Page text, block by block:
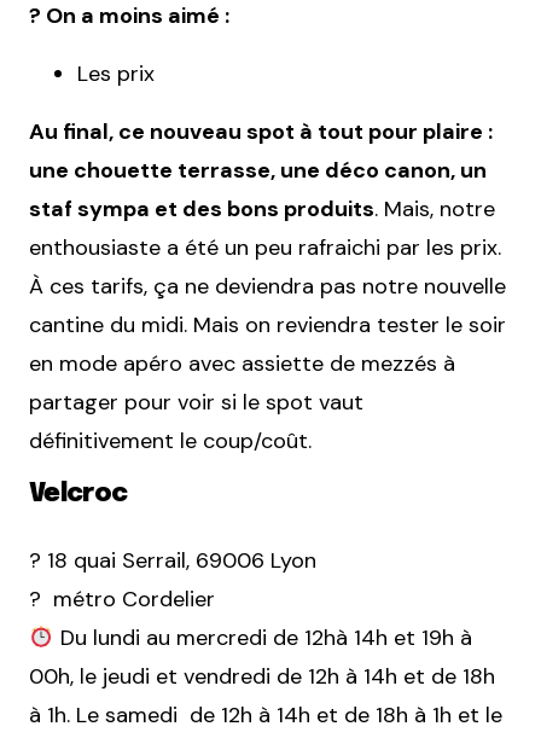
? On a moins aimé :
Les prix
Au final, ce nouveau spot à tout pour plaire :
une chouette terrasse, une déco canon, un
staf sympa et des bons produits. Mais, notre
enthousiaste a été un peu rafraichi par les prix.
À ces tarifs, ça ne deviendra pas notre nouvelle
cantine du midi. Mais on reviendra tester le soir
en mode apéro avec assiette de mezzés à
partager pour voir si le spot vaut
définitivement le coup/coût.
Velcroc
? 18 quai Serrail, 69006 Lyon
? métro Cordelier
Du lundi au mercredi de 12hà 14h et 19h à
00h, le jeudi et vendredi de 12h à 14h et de 18h
à 1h. Le samedi de 12h à 14h et de 18h à 1h et le